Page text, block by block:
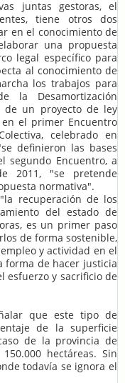
juntas gestoras, el
tiene otros dos
en el conocimiento de
una propuesta
legal específico para
al conocimiento de
los trabajos para
la Desamortización
de un proyecto de ley
el primer Encuentro
celebrado en
definieron las bases
segundo Encuentro, a
2011, "se pretende
normativa".
recuperación de los
del estado de
es un primer paso
de forma sostenible,
y actividad en el
forma de hacer justicia
esfuerzo y sacrificio de
que este tipo de
de la superficie
de la provincia de
hectáreas. Sin
todavía se ignora el